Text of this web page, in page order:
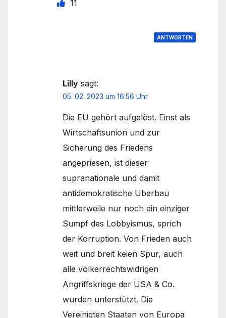
11
ANTWORTEN
Lilly sagt:
05. 02. 2023 um 16:56 Uhr
Die EU gehört aufgelöst. Einst als
Wirtschaftsunion und zur
Sicherung des Friedens
angepriesen, ist dieser
supranationale und damit
antidemokratische Überbau
mittlerweile nur noch ein einziger
Sumpf des Lobbyismus, sprich
der Korruption. Von Frieden auch
weit und breit keien Spur, auch
alle völkerrechtswidrigen
Angriffskriege der USA & Co.
wurden unterstützt. Die
Vereinigten Staaten von Europa